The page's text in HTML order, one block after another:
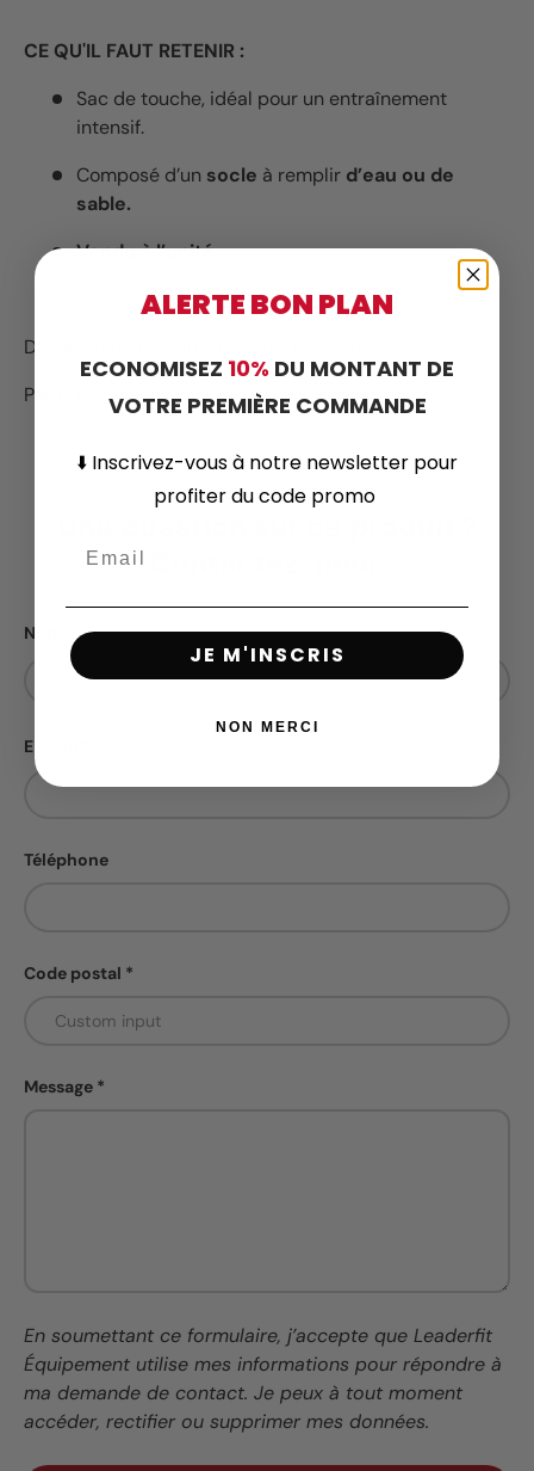
CE QU'IL FAUT RETENIR :
Sac de touche, idéal pour un entraînement
intensif.
Composé d’un socle à remplir d’eau ou de
sable.
Vendu à l’unité.
Dimensions : L 68cm* l 68cm* H 178cm.
Poids net : 16kg.
Nom
E-mail
Téléphone
Code postal
Message
En soumettant ce formulaire, j’accepte que Leaderfit
Équipement utilise mes informations pour répondre à
ma demande de contact. Je peux à tout moment
accéder, rectifier ou supprimer mes données.
ALERTE BON PLAN
ECONOMISEZ 10% DU MONTANT DE
VOTRE PREMIÈRE COMMANDE
⬇️ Inscrivez-vousà notre newsletter pour
profiter du code promo
JE M'INSCRIS
NON MERCI